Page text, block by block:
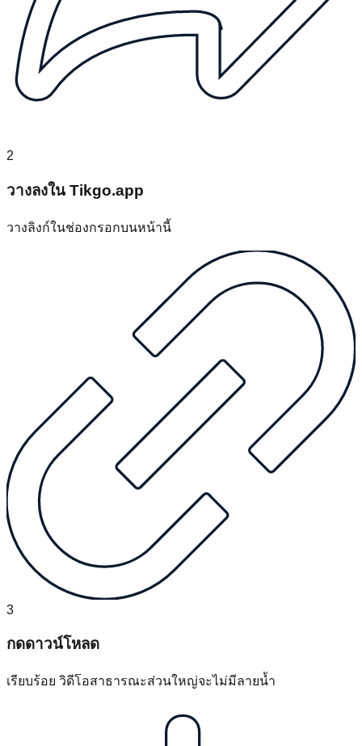
2
วางลงใน Tikgo.app
วางลิงก์ในช่องกรอกบนหน้านี้
3
กดดาวน์โหลด
เรียบร้อย วิดีโอสาธารณะส่วนใหญ่จะไม่มีลายน้ำ